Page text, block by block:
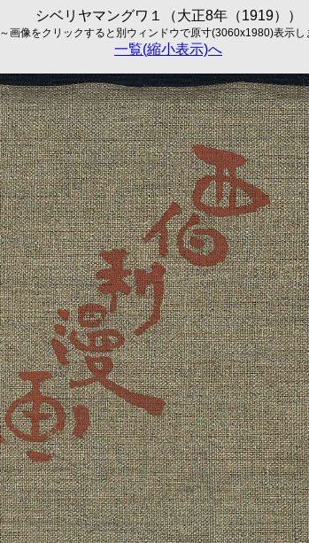
シベリヤマングワ１（大正8年（1919））
～画像をクリックすると別ウィンドウで原寸(3060x1980)表示し
一覧(縮小表示)へ